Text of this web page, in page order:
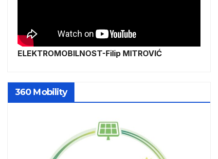
ELEKTROMOBILNOST-Filip MITROVIĆ
360 Mobility